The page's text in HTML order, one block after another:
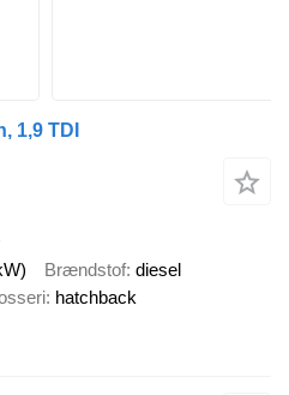
1,9 TDI
Brændstof diesel
hatchback